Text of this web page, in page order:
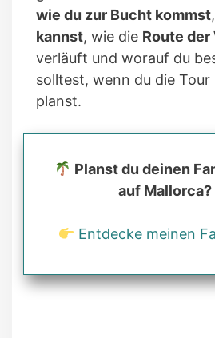
wie du zur Bucht kommst
kannst, wie die Route der
verläuft und worauf du
solltest, wenn du die
planst.
Planst du deinen
auf Mallorca?
Entdecke meinen